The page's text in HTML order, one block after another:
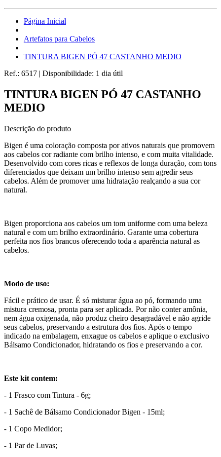
Página Inicial
Artefatos para Cabelos
TINTURA BIGEN PÓ 47 CASTANHO MEDIO
Ref.: 6517 | Disponibilidade: 1 dia útil
TINTURA BIGEN PÓ 47 CASTANHO
MEDIO
Descrição do produto
Bigen é uma coloração composta por ativos naturais que promovem
aos cabelos cor radiante com brilho intenso, e com muita vitalidade.
Desenvolvido com cores ricas e reflexos de longa duração, com tons
diferenciados que deixam um brilho intenso sem agredir seus
cabelos. Além de promover uma hidratação realçando a sua cor
natural.
Bigen proporciona aos cabelos um tom uniforme com uma beleza
natural e com um brilho extraordinário. Garante uma cobertura
perfeita nos fios brancos oferecendo toda a aparência natural as
cabelos.
Modo de uso:
Fácil e prático de usar. É só misturar água ao pó, formando uma
mistura cremosa, pronta para ser aplicada. Por não conter amônia,
nem água oxigenada, não produz cheiro desagradável e não agride
seus cabelos, preservando a estrutura dos fios. Após o tempo
indicado na embalagem, enxague os cabelos e aplique o exclusivo
Bálsamo Condicionador, hidratando os fios e preservando a cor.
Este kit contem:
- 1 Frasco com Tintura - 6g;
- 1 Sachê de Bálsamo Condicionador Bigen - 15ml;
- 1 Copo Medidor;
- 1 Par de Luvas;